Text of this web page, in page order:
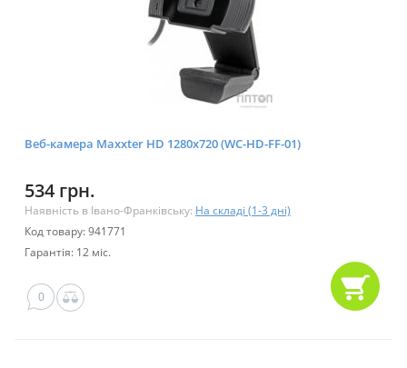
Веб-камера Maxxter HD 1280x720 (WC-HD-FF-01)
534 грн.
Наявність в Івано-Франківську: На складі (1-3 дні)
Код товару: 941771
Гарантія: 12 міс.
0